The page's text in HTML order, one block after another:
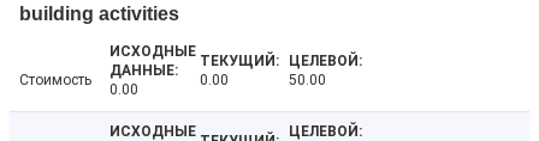
building activities
Стоимость
0.00
0.00 50.00